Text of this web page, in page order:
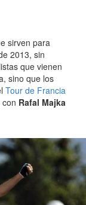
sirven para
2013, sin
que vienen
sino que los
Tour de Francia
Rafal Majka